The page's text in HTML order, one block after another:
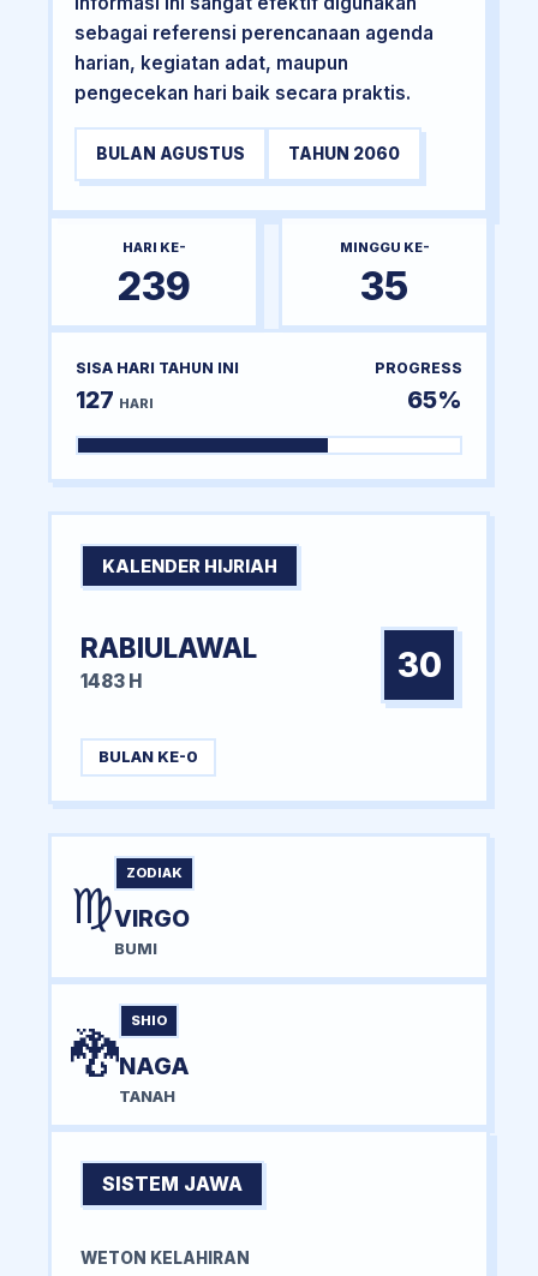
sebagai referensi perencanaan agenda
harian, kegiatan adat, maupun
pengecekan hari baik secara praktis.
BULAN AGUSTUS TAHUN 2060
HARI KE-
239
MINGGU KE-
35
SISA HARI TAHUN INI
127 HARI
PROGRESS
65%
KALENDER HIJRIAH
RABIULAWAL
1483 H 30
BULAN KE-0
♍
ZODIAK
VIRGO
BUMI
🐉
SHIO
NAGA
TANAH
SISTEM JAWA
WETON KELAHIRAN